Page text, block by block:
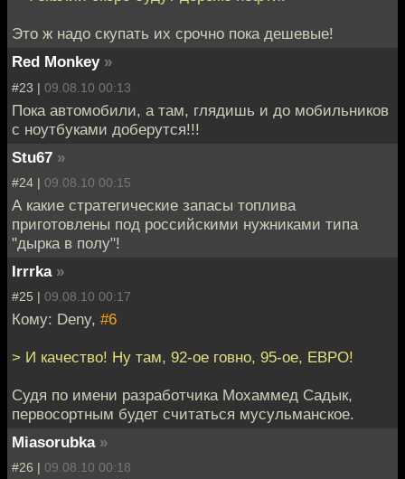
Это ж надо скупать их срочно пока дешевые!
Red Monkey »
#23 | 09.08.10 00:13
Пока автомобили, а там, глядишь и до мобильников
с ноутбуками доберутся!!!
Stu67 »
#24 | 09.08.10 00:15
А какие стратегические запасы топлива
приготовлены под российскими нужниками типа
"дырка в полу"!
Irrrka »
#25 | 09.08.10 00:17
Кому: Deny, #6
> И качество! Ну там, 92-ое говно, 95-ое, ЕВРО!
Судя по имени разработчика Мохаммед Садык,
первосортным будет считаться мусульманское.
Miasorubka »
#26 | 09.08.10 00:18